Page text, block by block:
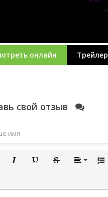
онлайн Трейлер
свой отзыв
спойлера